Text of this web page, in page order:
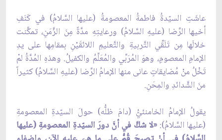
عاشَتِ السيّدةُ فاطمةُ المعصومةُ (عليها السَّلامُ) في كَنَفِ
أخيها الرِّضا (عليهِ السَّلامُ) ورعايتِهِ مدَّةً مِنَ الزَّمَنِ، تمكَّنت
خلالَها مِن تَلَقِّي التَّربيةِ والتَّعليمِ اللائقَيْنِ بمقامِها على يدِ
الإمامِ المعصومِ، وهوَ المُرَبِّي والمُعَلِّمُ والكفيلُ. وهذهِ المُدَّةُ لمْ
تَخْلُ منْ مُضايقاتٍ عانى منها الإمامُ الرِّضا (عليهِ السَّلامُ) كثيراً
منَ الشَّدائدِ والمِحَنِ.
يقولُ الإمامُ الخامنئيُّ (دامَ ظلُّه) حولَ السيّدةِ المعصومةِ
(عليها السَّلامُ): «لا شكَّ في أنَّ دورَ السيّدةِ المعصومةِ (عليها